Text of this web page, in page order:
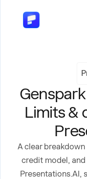
Limits &
A clear
credit model,
Presentations.AI,